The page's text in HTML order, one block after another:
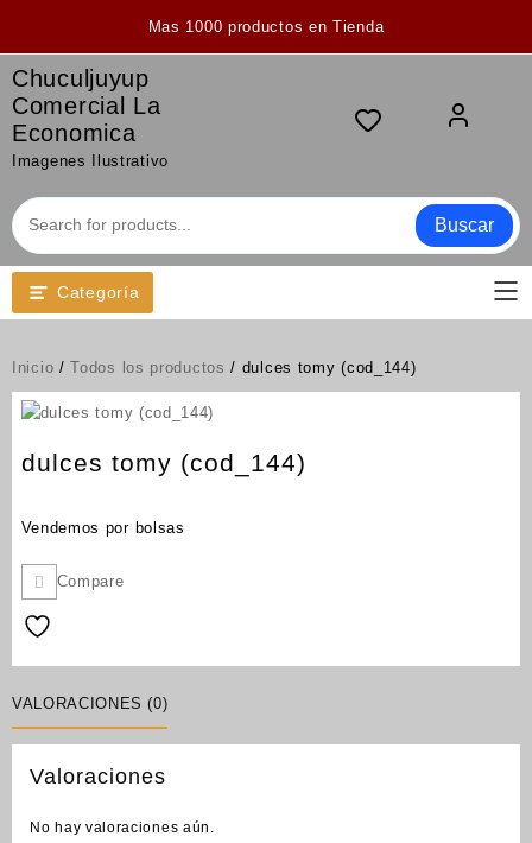
Mas 1000 productos en Tienda
Chuculjuyup
Comercial La
Economica
Imagenes Ilustrativo
Buscar
Categoría
Inicio /Todos los productos / dulces tomy (cod_144)
dulces tomy (cod_144)
Vendemos por bolsas
Compare
VALORACIONES (0)
Valoraciones
No hay valoraciones aún.